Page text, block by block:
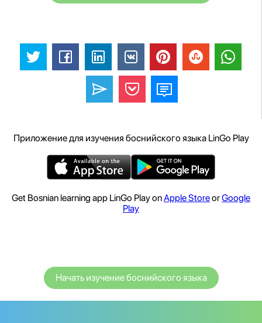
Приложение для изучения боснийского языка LinGo Play
Get Bosnian learning app LinGo Play onApple StoreorGoogle
Play
Начать изучение боснийского языка